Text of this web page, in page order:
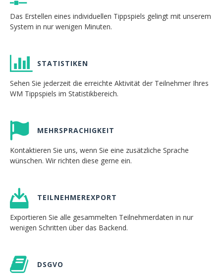
Das Erstellen eines individuellen Tippspiels gelingt mit unserem
System in nur wenigen Minuten.
STATISTIKEN
Sehen Sie jederzeit die erreichte Aktivität der Teilnehmer Ihres
WM Tippspiels im Statistikbereich.
MEHRSPRACHIGKEIT
Kontaktieren Sie uns, wenn Sie eine zusätzliche Sprache
wünschen. Wir richten diese gerne ein.
TEILNEHMEREXPORT
Exportieren Sie alle gesammelten Teilnehmerdaten in nur
wenigen Schritten über das Backend.
DSGVO